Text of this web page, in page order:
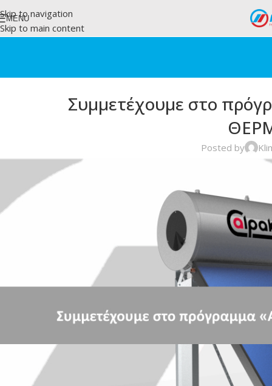
Skip to navigation
Skip to main content
MENU
Συμμετέχουμε στο
Posted by